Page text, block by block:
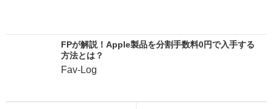
FPが解説！Apple製品を分割手数料0円で入手する
方法とは？
Fav-Log